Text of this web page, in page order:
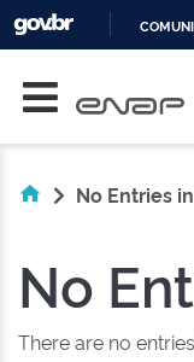
No Entries
No
There are no